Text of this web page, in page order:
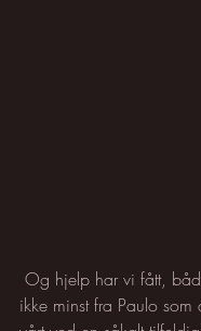
ikke minst fra Paulo